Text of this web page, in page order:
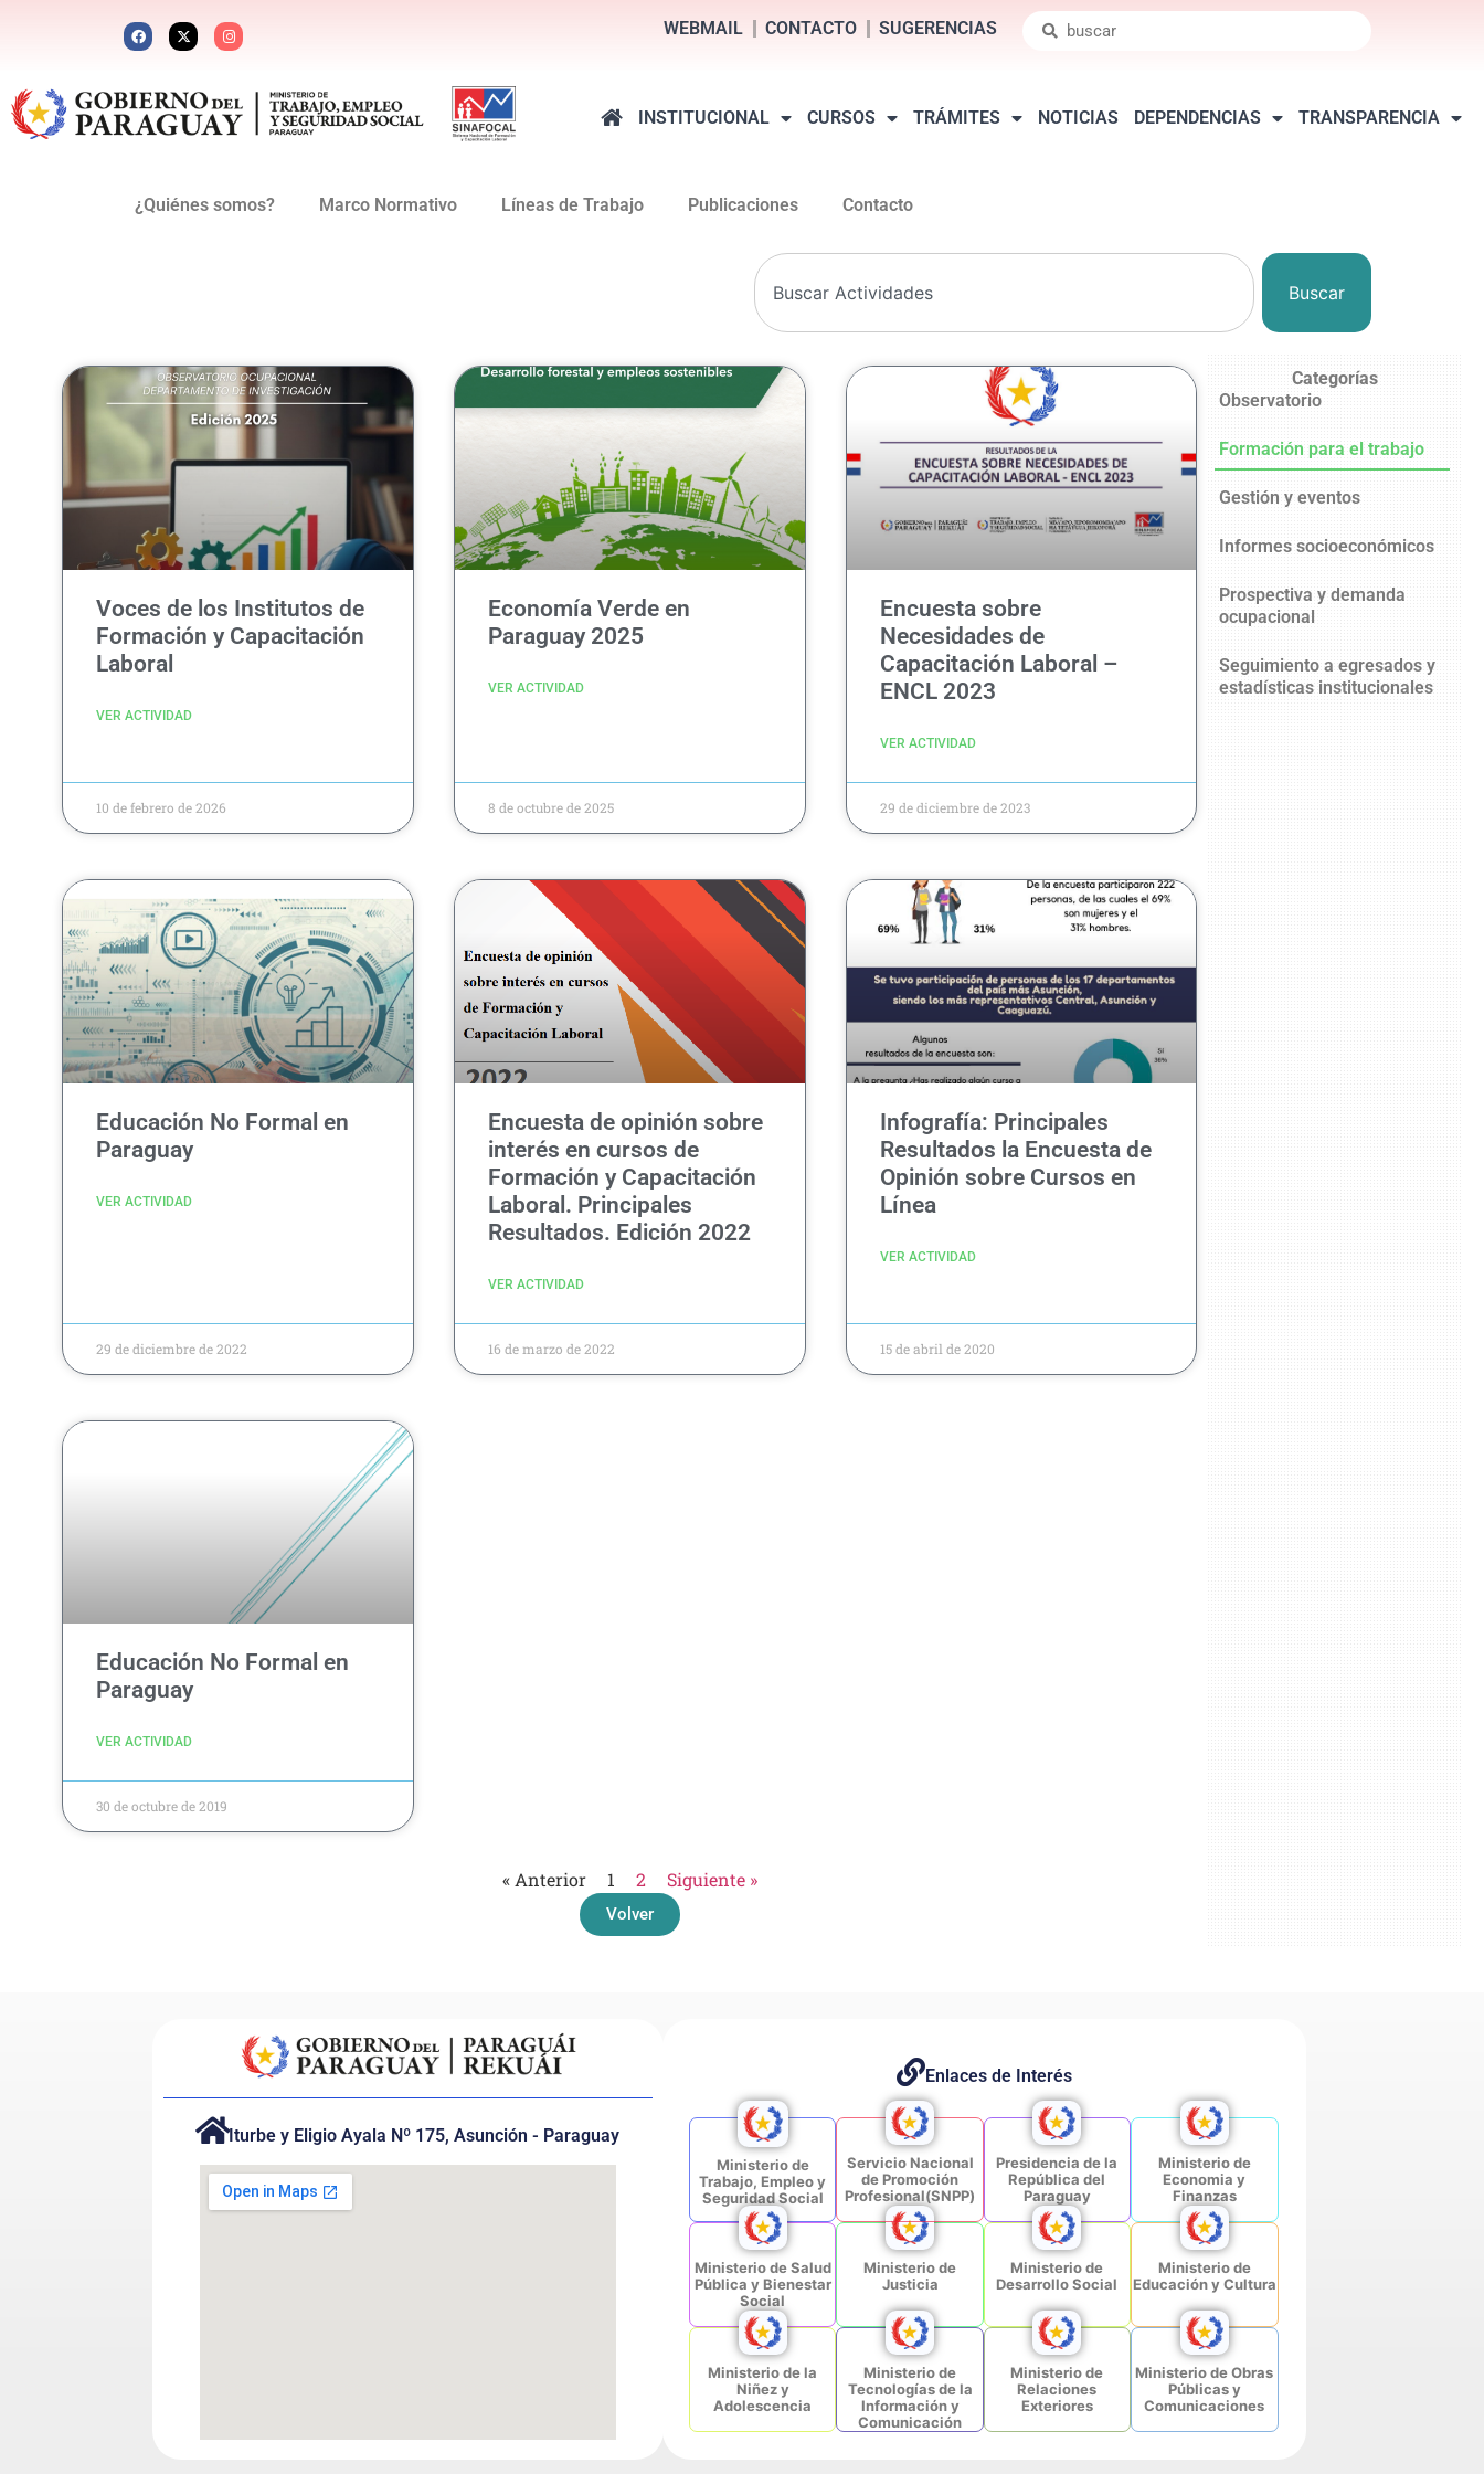
WEBMAIL CONTACTO SUGERENCIAS
INSTITUCIONAL CURSOS TRÁMITES NOTICIAS DEPENDENCIAS TRANSPARENCIA
¿Quiénes somos? Marco Normativo Líneas de Trabajo Publicaciones Contacto
Buscar
Voces de los Institutos de
Formación y Capacitación
Laboral
VER ACTIVIDAD
10 de febrero de 2026
Economía Verde en
Paraguay 2025
VER ACTIVIDAD
8 de octubre de 2025
Encuesta sobre
Necesidades de
Capacitación Laboral –
ENCL 2023
VER ACTIVIDAD
29 de diciembre de 2023
Educación No Formal en
Paraguay
VER ACTIVIDAD
29 de diciembre de 2022
Encuesta de opinión sobre
interés en cursos de
Formación y Capacitación
Laboral. Principales
Resultados. Edición 2022
VER ACTIVIDAD
16 de marzo de 2022
Infografía: Principales
Resultados la Encuesta de
Opinión sobre Cursos en
Línea
VER ACTIVIDAD
15 de abril de 2020
Educación No Formal en
Paraguay
VER ACTIVIDAD
30 de octubre de 2019
« Anterior 1 2 Siguiente »
Volver
Categorías
Observatorio
Formación para el trabajo
Gestión y eventos
Informes socioeconómicos
Prospectiva y demanda
ocupacional
Seguimiento a egresados y
estadísticas institucionales
Iturbe y Eligio Ayala Nº 175, Asunción - Paraguay
Enlaces de Interés
Ministerio de
Trabajo, Empleo y
Seguridad Social
Servicio Nacional
de Promoción
Profesional(SNPP)
Presidencia de la
República del
Paraguay
Ministerio de
Economia y
Finanzas
Ministerio de Salud
Pública y Bienestar
Social
Ministerio de
Justicia
Ministerio de
Desarrollo Social
Ministerio de
Educación y Cultura
Ministerio de la
Niñez y
Adolescencia
Ministerio de
Tecnologías de la
Información y
Comunicación
Ministerio de
Relaciones
Exteriores
Ministerio de Obras
Públicas y
Comunicaciones